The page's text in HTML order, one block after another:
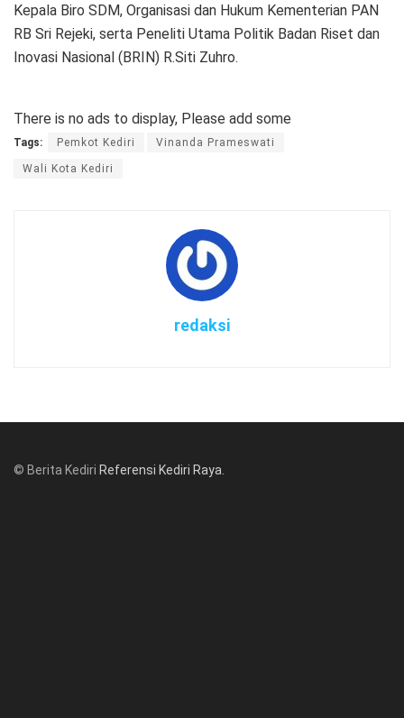
Kepala Biro SDM, Organisasi dan Hukum Kementerian PAN
RB Sri Rejeki, serta Peneliti Utama Politik Badan Riset dan
Inovasi Nasional (BRIN) R.Siti Zuhro.
There is no ads to display, Please add some
Tags: Pemkot Kediri Vinanda Prameswati
Wali Kota Kediri
redaksi
© Berita Kediri Referensi Kediri Raya